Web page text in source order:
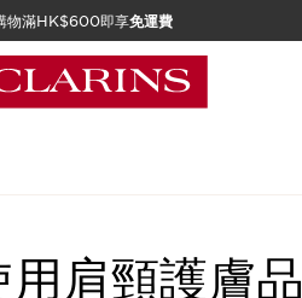
物滿HK$600即享免運費
肩頸護膚品